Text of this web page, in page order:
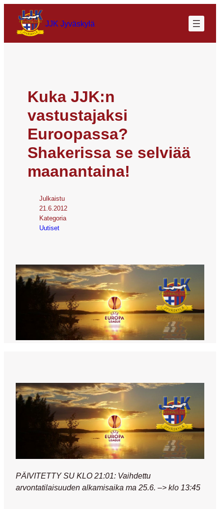
JJK Jyväskylä
Kuka JJK:n
vastustajaksi
Euroopassa?
Shakerissa se selviää
maanantaina!
Julkaistu
21.6.2012
Kategoria
Uutiset
PÄIVITETTY SU KLO 21:01: Vaihdettu
arvontatilaisuuden alkamisaika ma 25.6. –> klo 13:45